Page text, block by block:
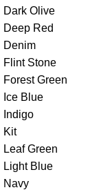
Dark Olive
Deep Red
Denim
Flint Stone
Forest Green
Ice Blue
Indigo
Kit
Leaf Green
Light Blue
Navy